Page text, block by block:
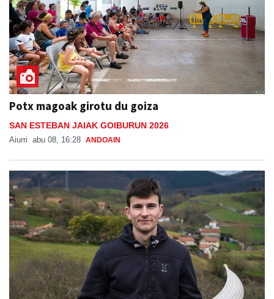
Potx magoak girotu du goiza
SAN ESTEBAN JAIAK GOIBURUN 2026
Aiurri abu 08, 16:28 ANDOAIN